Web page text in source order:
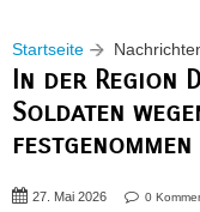
Startseite
In der Region
Soldaten
festgenommen
27. Mai 2026 0